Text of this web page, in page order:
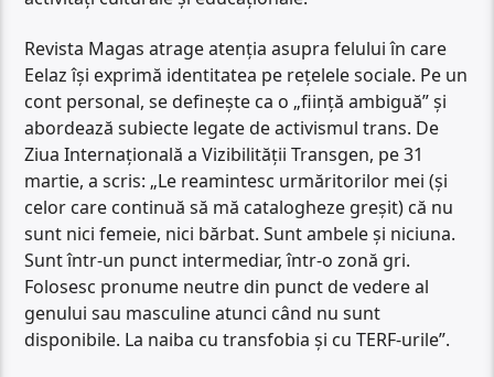
Revista Magas atrage atenția asupra felului în care
Eelaz își exprimă identitatea pe rețelele sociale. Pe un
cont personal, se definește ca o „ființă ambiguă” și
abordează subiecte legate de activismul trans. De
Ziua Internațională a Vizibilității Transgen, pe 31
martie, a scris: „Le reamintesc urmăritorilor mei (și
celor care continuă să mă catalogheze greșit) că nu
sunt nici femeie, nici bărbat. Sunt ambele și niciuna.
Sunt într-un punct intermediar, într-o zonă gri.
Folosesc pronume neutre din punct de vedere al
genului sau masculine atunci când nu sunt
disponibile. La naiba cu transfobia și cu TERF-urile”.